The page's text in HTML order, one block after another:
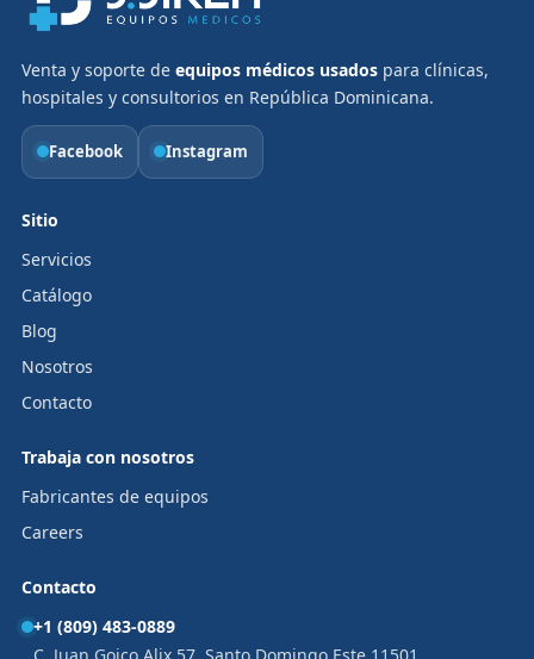
Venta y soporte de equipos médicos usadospara clínicas,
hospitales y consultorios en República Dominicana.
Facebook Instagram
Sitio
Servicios
Catálogo
Blog
Nosotros
Contacto
Trabaja con nosotros
Fabricantes de equipos
Careers
Contacto
+1 (809) 483-0889